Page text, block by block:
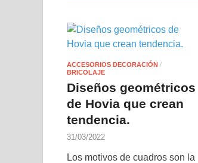
ACCESORIOS DECORACIÓN /
BRICOLAJE
Diseños geométricos
de Hovia que crean
tendencia.
31/03/2022
Los motivos de cuadros son la